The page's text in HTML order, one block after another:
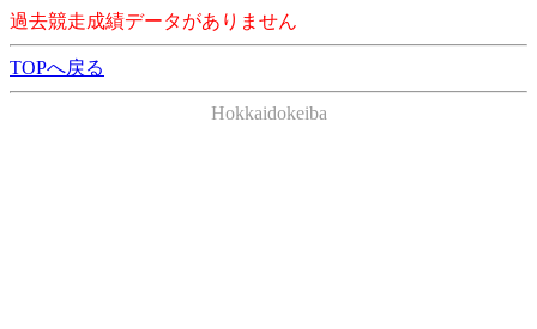
過去競走成績データがありません
TOPへ戻る
Hokkaidokeiba